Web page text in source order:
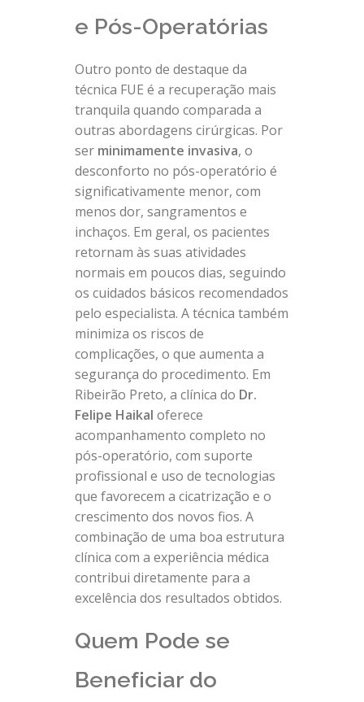
e Pós-Operatórias
Outro ponto de destaque da
técnica FUE é a recuperação mais
tranquila quando comparada a
outras abordagens cirúrgicas. Por
ser minimamente invasiva, o
desconforto no pós-operatório é
significativamente menor, com
menos dor, sangramentos e
inchaços. Em geral, os pacientes
retornam às suas atividades
normais em poucos dias, seguindo
os cuidados básicos recomendados
pelo especialista. A técnica também
minimiza os riscos de
complicações, o que aumenta a
segurança do procedimento. Em
Ribeirão Preto, a clínica do Dr.
Felipe Haikal oferece
acompanhamento completo no
pós-operatório, com suporte
profissional e uso de tecnologias
que favorecem a cicatrização e o
crescimento dos novos fios. A
combinação de uma boa estrutura
clínica com a experiência médica
contribui diretamente para a
excelência dos resultados obtidos.
Quem Pode se
Beneficiar do